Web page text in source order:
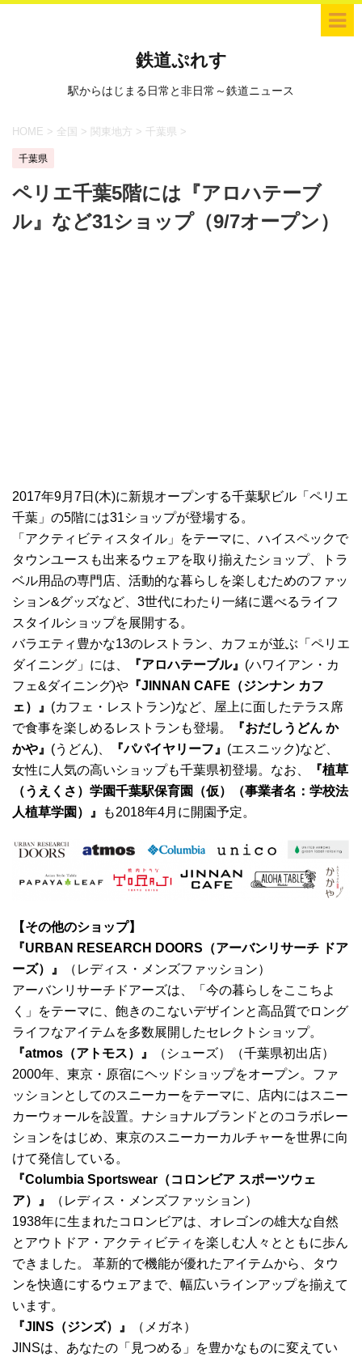
鉄道ぷれす
駅からはじまる日常と非日常～鉄道ニュース
HOME > 全国 > 関東地方 > 千葉県 >
千葉県
ペリエ千葉5階には『アロハテーブ
ル』など31ショップ（9/7オープン）
2017年9月7日(木)に新規オープンする千葉駅ビル「ペリエ
千葉」の5階には31ショップが登場する。
「アクティビティスタイル」をテーマに、ハイスペックで
タウンユースも出来るウェアを取り揃えたショップ、トラ
ベル用品の専門店、活動的な暮らしを楽しむためのファッ
ション&グッズなど、3世代にわたり一緒に選べるライフ
スタイルショップを展開する。
バラエティ豊かな13のレストラン、カフェが並ぶ「ペリエ
ダイニング」には、
『アロハテーブル』 (ハワイアン・カ
フェ&ダイニング)や 『JINNAN CAFE（ジンナン カフ
ェ）』 (カフェ・レストラン)など、屋上に面したテラス席
で食事を楽しめるレストランも登場。
『おだしうどん か
かや』 (うどん)、 『パパイヤリーフ』 (エスニック)など、
女性に人気の高いショップも千葉県初登場。なお、
『植草
（うえくさ）学園千葉駅保育園（仮）（事業者名：学校法
人植草学園）』
も2018年4月に開園予定。
【その他のショップ】
『URBAN RESEARCH DOORS（アーバンリサーチ ドア
ーズ）』
（レディス・メンズファッション）
アーバンリサーチドアーズは、「今の暮らしをここちよ
く」をテーマに、飽きのこないデザインと高品質でロング
ライフなアイテムを多数展開したセレクトショップ。
『atmos（アトモス）』
（シューズ）（千葉県初出店）
2000年、東京・原宿にヘッドショップをオープン。ファ
ッションとしてのスニーカーをテーマに、店内にはスニー
カーウォールを設置。ナショナルブランドとのコラボレー
ションをはじめ、東京のスニーカーカルチャーを世界に向
けて発信している。
『Columbia Sportswear（コロンビア スポーツウェ
ア）』
（レディス・メンズファッション）
1938年に生まれたコロンビアは、オレゴンの雄大な自然
とアウトドア・アクティビティを楽しむ人々とともに歩ん
できました。 革新的で機能が優れたアイテムから、タウ
ンを快適にするウェアまで、幅広いラインアップを揃えて
います。
『JINS（ジンズ）』
（メガネ）
JINSは、あなたの「見つめる」を豊かなものに変えてい